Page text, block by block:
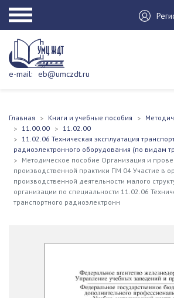
e-mail: eb@umczdt.ru
Главная Книги и учебные пособия
11.00.00
11.02.00
11.02.06 Техническая эксплуатация
радиоэлектронного оборудования (по видам
Методическое пособие Организация и
производственной практики ПМ 04 Участие в
производственной деятельности малого
организации по специальности 11.02.06
транспортного радиоэлектронн